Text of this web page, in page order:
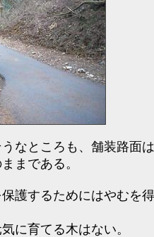
なところも、舗装路面
まである。
護するためにはやむを
に育てる木はない。